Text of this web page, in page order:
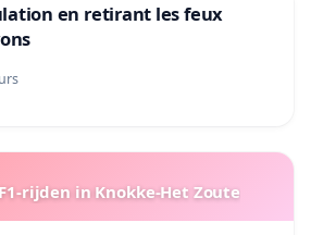
en retirant les feux
rijden in Knokke-Het Zoute